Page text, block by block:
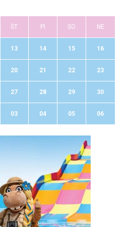
ŠT PI SO NE
13 14 15 16
20 21 22 23
27 28 29 30
03 04 05 06